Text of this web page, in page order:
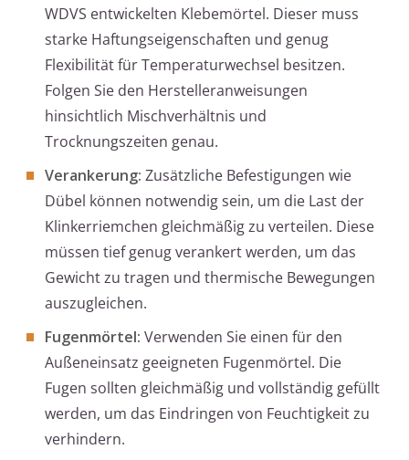
WDVS entwickelten Klebemörtel. Dieser muss
starke Haftungseigenschaften und genug
Flexibilität für Temperaturwechsel besitzen.
Folgen Sie den Herstelleranweisungen
hinsichtlich Mischverhältnis und
Trocknungszeiten genau.
Verankerung: Zusätzliche Befestigungen wie
Dübel können notwendig sein, um die Last der
Klinkerriemchen gleichmäßig zu verteilen. Diese
müssen tief genug verankert werden, um das
Gewicht zu tragen und thermische Bewegungen
auszugleichen.
Fugenmörtel: Verwenden Sie einen für den
Außeneinsatz geeigneten Fugenmörtel. Die
Fugen sollten gleichmäßig und vollständig gefüllt
werden, um das Eindringen von Feuchtigkeit zu
verhindern.